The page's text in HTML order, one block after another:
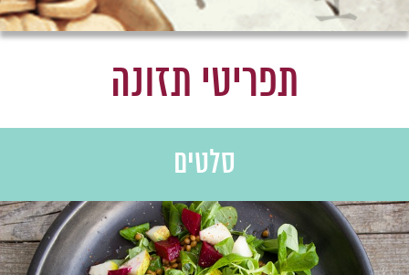
תפריטי תזונה
סלטים